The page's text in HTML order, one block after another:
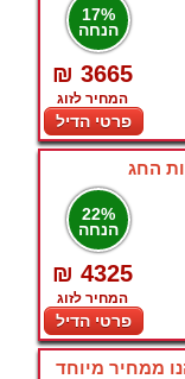
17%
הנחה
₪ 3665
המחיר לזוג
פרטי הדיל
החג
22%
הנחה
₪ 4325
המחיר לזוג
פרטי הדיל
ממחיר מיוחד